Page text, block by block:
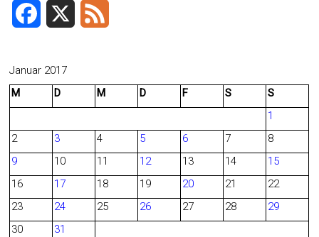
ok
c
b
o
Januar 2017
M
D M D F S
S
1
2
3 4 5 6 7
8
9
10 11 12 13 14
15
16
17 18 19 20 21
22
23
24 25 26 27 28
29
30
31